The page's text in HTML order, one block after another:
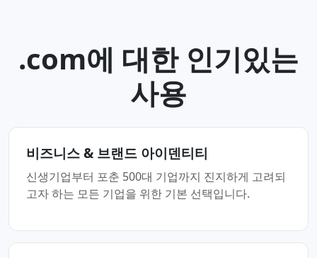
.com에 대한 인기있는
사용
비즈니스 & 브랜드 아이덴티티
신생기업부터 포춘 500대 기업까지 진지하게 고려되
고자 하는 모든 기업을 위한 기본 선택입니다.